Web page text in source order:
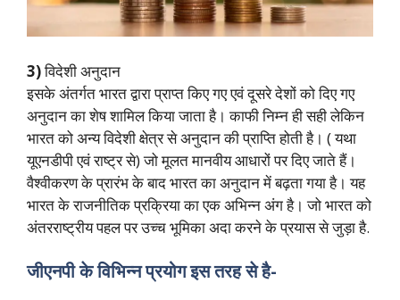
3)विदेशी अनुदान
इसके अंतर्गत भारत द्वारा प्राप्त किए गए एवं दूसरे देशों को दिए गए
अनुदान का शेष शामिल किया जाता है। काफी निम्न ही सही लेकिन
भारत को अन्य विदेशी क्षेत्र से अनुदान की प्राप्ति होती है। ( यथा
यूएनडीपी एवं राष्ट्र से) जो मूलत मानवीय आधारों पर दिए जाते हैं।
वैश्वीकरण के प्रारंभ के बाद भारत का अनुदान में बढ़ता गया है। यह
भारत के राजनीतिक प्रक्रिया का एक अभिन्न अंग है। जो भारत को
अंतरराष्ट्रीय पहल पर उच्च भूमिका अदा करने के प्रयास से जुड़ा है.
जीएनपी के विभिन्न प्रयोग इस तरह से है-